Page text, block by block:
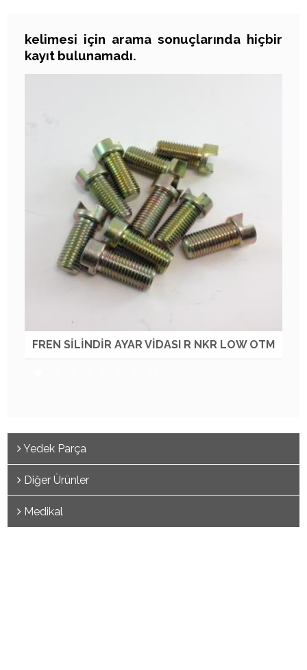
kelimesi için arama sonuçlarında hiçbir
kayıt bulunamadı.
ARAMA SONUÇLARI
FREN SİLİNDİR AYAR VİDASI R NKR LOW OTM
Yedek Parça
Diğer Ürünler
Medikal